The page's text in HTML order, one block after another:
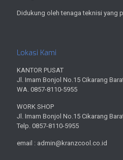
Didukung oleh tenaga teknisi yang
Lokasi Kami
KANTOR PUSAT
Jl. Imam Bonjol No.15 Cikarang
WA. 0857-8110-5955
WORK SHOP
Jl. Imam Bonjol No.15 Cikarang
Telp. 0857-8110-5955
email : admin@kranzcool.co.id